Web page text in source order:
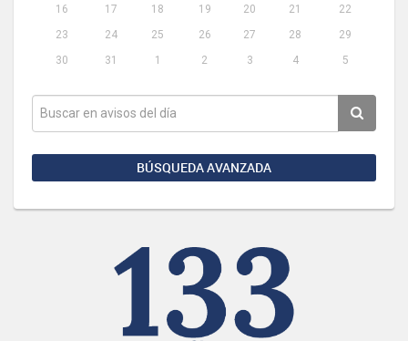
16
17 18 19 20 21
22
23
24 25 26 27 28
29
30
31 1 2 3 4 5
BÚSQUEDA AVANZADA